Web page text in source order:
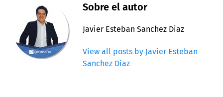
Sobre el autor
Javier Esteban Sanchez Diaz
View all posts by Javier Esteban
Sanchez Diaz